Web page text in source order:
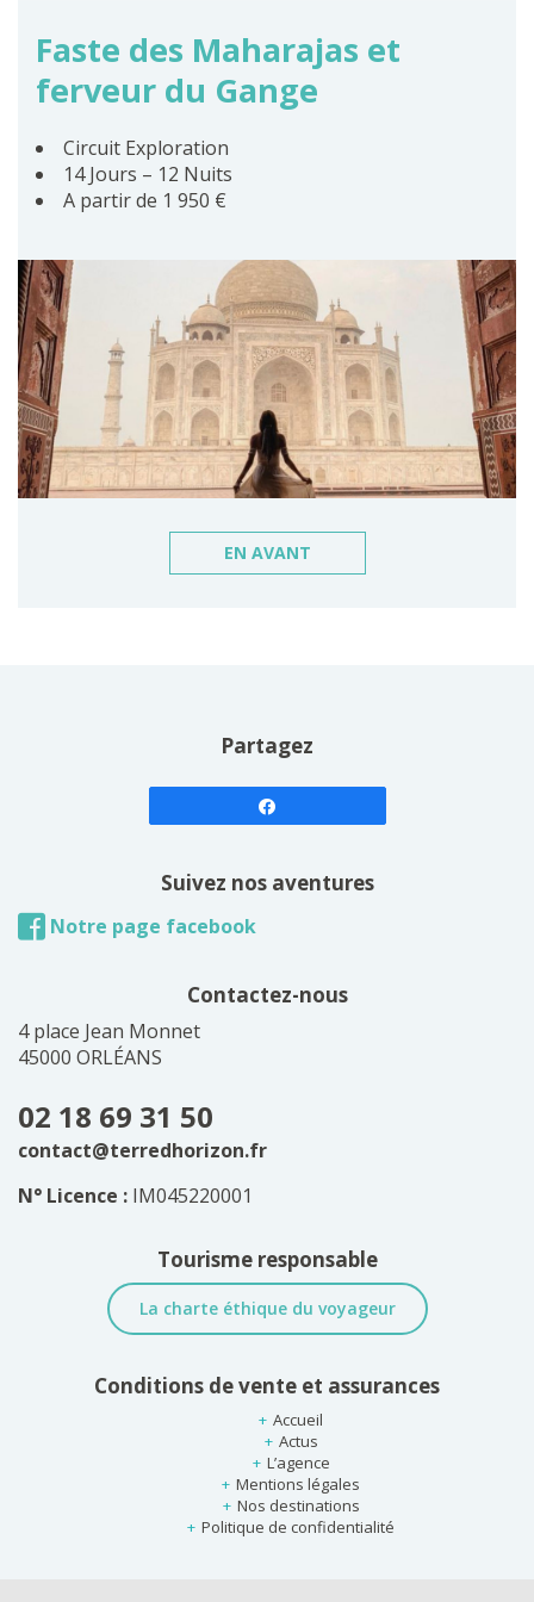
Faste des Maharajas et
ferveur du Gange
Circuit Exploration
14 Jours – 12 Nuits
A partir de 1 950 €
EN AVANT
Partagez
Suivez nos aventures
Notre page facebook
Contactez-nous
4 place Jean Monnet
45000 ORLÉANS
02 18 69 31 50
contact@terredhorizon.fr
N° Licence : IM045220001
Tourisme responsable
La charte éthique du voyageur
Conditions de vente et assurances
Accueil
Actus
L’agence
Mentions légales
Nos destinations
Politique de confidentialité